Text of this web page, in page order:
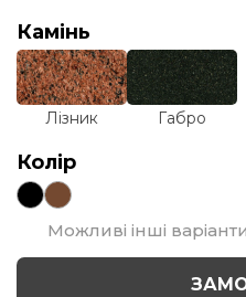
Камінь
Лізник Габро
Колір
Можливі інші